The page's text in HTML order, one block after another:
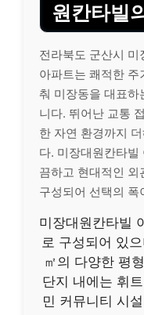
원칸타빌
전라북도 군산시 미
아파트는 쾌적한
춰 미장동을 대표하
니다. 뛰어난 교통
한 자연 환경까지
다. 미장대원칸타
끔하고 현대적인 외
구성되어 선택의
미장대원칸타빌
로 구성되어 있
㎡의 다양한 평
단지 내에는 휘
민 커뮤니티 시